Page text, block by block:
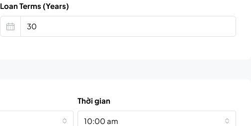
Loan Terms (Years)
Thời gian
10:00 am